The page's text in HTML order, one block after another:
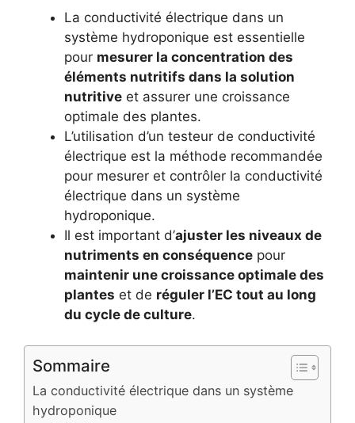
La conductivité électrique dans un
système hydroponique est essentielle
pour mesurer la concentration des
éléments nutritifs dans la solution
nutritive et assurer une croissance
optimale des plantes.
L’utilisation d’un testeur de conductivité
électrique est la méthode recommandée
pour mesurer et contrôler la conductivité
électrique dans un système
hydroponique.
Il est important d’ajuster les niveaux de
nutriments en conséquence pour
maintenir une croissance optimale des
plantes et de réguler l’EC tout au long
du cycle de culture.
Sommaire
La conductivité électrique dans un système
hydroponique